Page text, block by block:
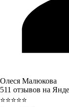
Олеся Малюкова
511 отзывов на
⭐⭐⭐⭐⭐